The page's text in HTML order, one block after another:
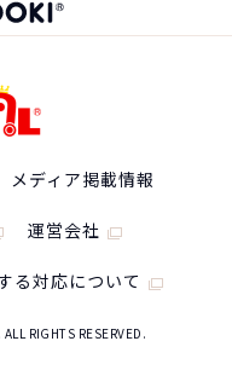
メディア掲載情報
運営会社
る対応について
RIGHTS RESERVED.